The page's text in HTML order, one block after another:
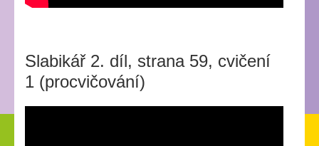
Slabikář 2. díl, strana 59, cvičení
1 (procvičování)